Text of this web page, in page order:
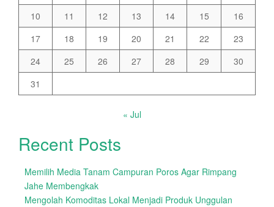
10
11 12 13 14 15
16
17
18 19 20 21 22
23
24
25 26 27 28 29
30
31
« Jul
Recent Posts
Memilih Media Tanam Campuran Poros Agar Rimpang
Jahe Membengkak
Mengolah Komoditas Lokal Menjadi Produk Unggulan